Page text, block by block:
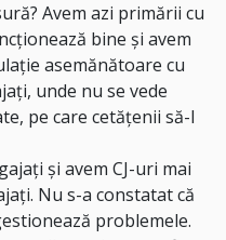
Avem azi primării cu
bine și avem
asemănătoare cu
unde nu se vede
pe care cetățenii să-l
și avem CJ-uri mai
Nu s-a constatat că
problemele.